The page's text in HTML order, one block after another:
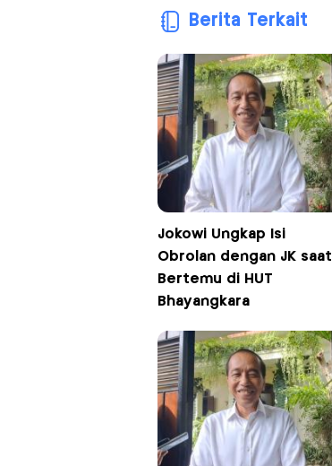
Berita Terkait
Jokowi Ungkap Isi
Obrolan dengan JK saat
Bertemu di HUT
Bhayangkara